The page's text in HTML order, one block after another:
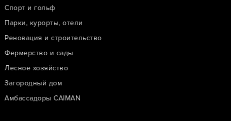
Спорт и гольф
Парки, курорты, отели
Реновация и строительство
Фермерство и сады
Лесное хозяйство
Загородный дом
Амбассадоры CAIMAN